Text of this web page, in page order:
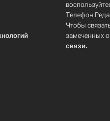
Телефон
Чтобы
замеченных
связи.